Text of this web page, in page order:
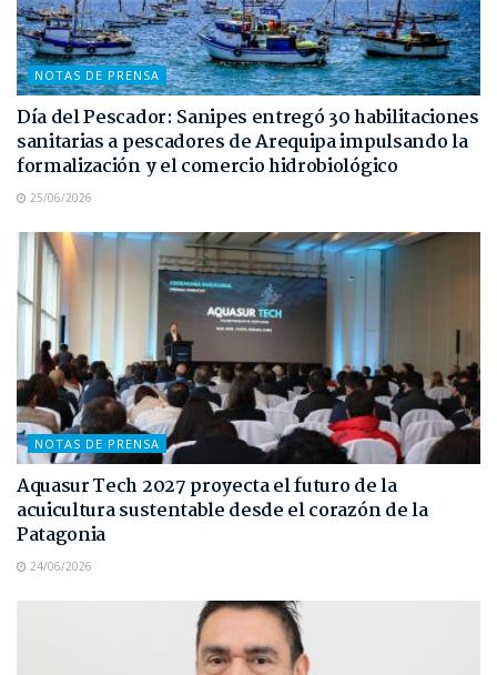
NOTAS DE PRENSA
Día del Pescador: Sanipes entregó 30 habilitaciones
sanitarias a pescadores de Arequipa impulsando la
formalización y el comercio hidrobiológico
25/06/2026
NOTAS DE PRENSA
Aquasur Tech 2027 proyecta el futuro de la
acuicultura sustentable desde el corazón de la
Patagonia
24/06/2026